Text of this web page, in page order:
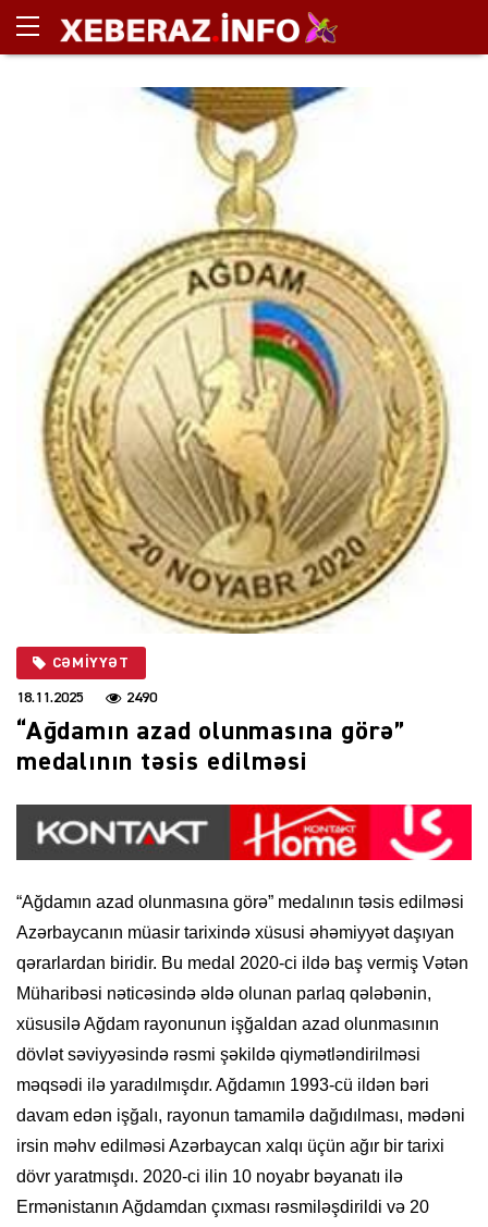
CƏMIYYƏT
18.11.2025 2490
“Ağdamın azad olunmasına görə”
medalının təsis edilməsi
“Ağdamın azad olunmasına görə” medalının təsis edilməsi
Azərbaycanın müasir tarixində xüsusi əhəmiyyət daşıyan
qərarlardan biridir. Bu medal 2020-ci ildə baş vermiş Vətən
Müharibəsi nəticəsində əldə olunan parlaq qələbənin,
xüsusilə Ağdam rayonunun işğaldan azad olunmasının
dövlət səviyyəsində rəsmi şəkildə qiymətləndirilməsi
məqsədi ilə yaradılmışdır. Ağdamın 1993-cü ildən bəri
davam edən işğalı, rayonun tamamilə dağıdılması, mədəni
irsin məhv edilməsi Azərbaycan xalqı üçün ağır bir tarixi
dövr yaratmışdı. 2020-ci ilin 10 noyabr bəyanatı ilə
Ermənistanın Ağdamdan çıxması rəsmiləşdirildi və 20